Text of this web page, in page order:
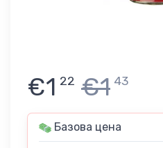
€1 22 €1 43
Базова цена